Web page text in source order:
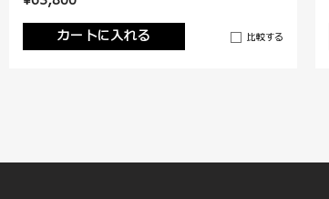
カートに入れる
比較する